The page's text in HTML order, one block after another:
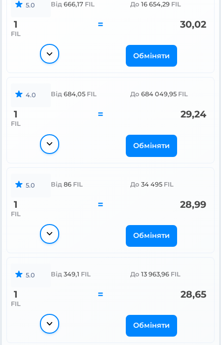
5.0 Від 666,17 FIL До 16 654,29 FIL
1
FIL
= 30,02
Обміняти
4.0 Від 684,05 FIL До 684 049,95 FIL
1
FIL
= 29,24
Обміняти
5.0 Від 86 FIL До 34 495 FIL
1
FIL
= 28,99
Обміняти
5.0 Від 349,1 FIL До 13 963,96 FIL
1
FIL
= 28,65
Обміняти